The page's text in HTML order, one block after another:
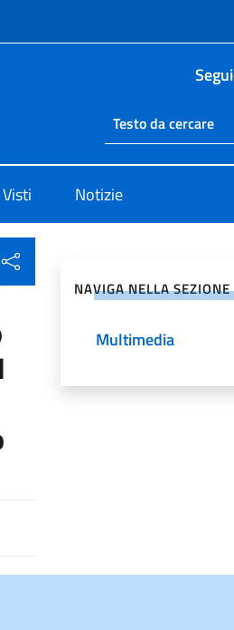
Cerca nel sito
Notizie
NAVIGA NELLA SEZIONE
Multimedia